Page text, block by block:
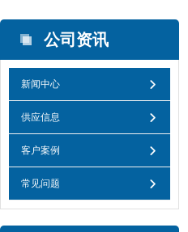
公司资讯
新闻中心
供应信息
客户案例
常见问题